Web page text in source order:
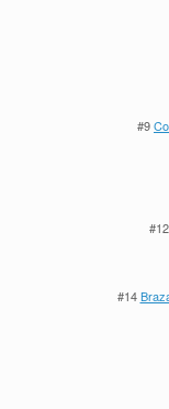
#9
#12
#14